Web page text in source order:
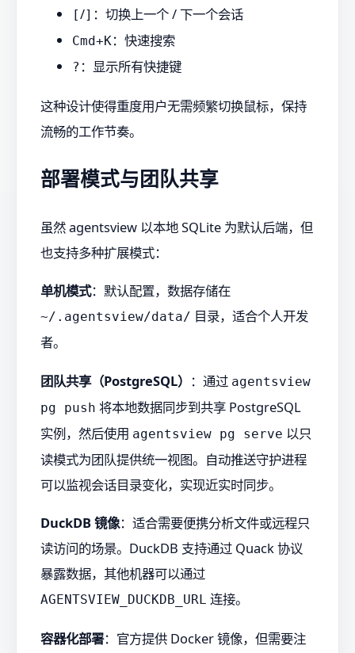
[/] ：切换上一个 / 下一个会话
Cmd+K：快速搜索
? ：显示所有快捷键
这种设计使得重度用户无需频繁切换鼠标，保持
流畅的工作节奏。
部署模式与团队共享
虽然 agentsview 以本地 SQLite 为默认后端，但
也支持多种扩展模式：
单机模式：默认配置，数据存储在
~/.agentsview/data/ 目录，适合个人开发
者。
团队共享（PostgreSQL） ：通过 agentsview
pg push 将本地数据同步到共享 PostgreSQL
实例，然后使用 agentsview pg serve 以只
读模式为团队提供统一视图。自动推送守护进程
可以监视会话目录变化，实现近实时同步。
DuckDB 镜像：适合需要便携分析文件或远程只
读访问的场景。DuckDB 支持通过 Quack 协议
暴露数据，其他机器可以通过
AGENTSVIEW_DUCKDB_URL 连接。
容器化部署：官方提供 Docker 镜像，但需要注